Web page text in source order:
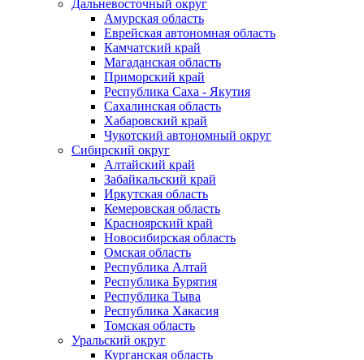
Дальневосточный округ
Амурская область
Еврейская автономная область
Камчатский край
Магаданская область
Приморский край
Республика Саха - Якутия
Сахалинская область
Хабаровский край
Чукотский автономный округ
Сибирский округ
Алтайский край
Забайкальский край
Иркутская область
Кемеровская область
Красноярский край
Новосибирская область
Омская область
Республика Алтай
Республика Бурятия
Республика Тыва
Республика Хакасия
Томская область
Уральский округ
Курганская область